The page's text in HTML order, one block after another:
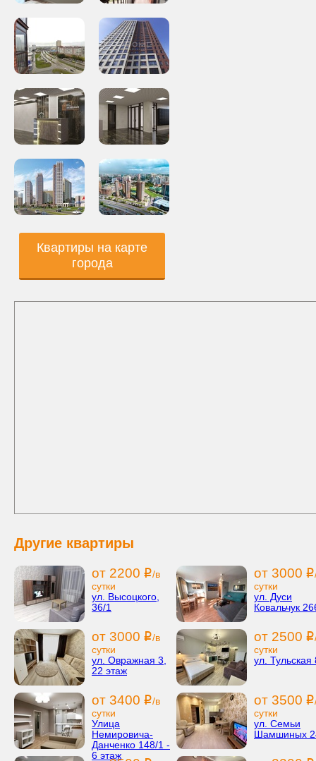
Квартиры на карте
города
Другие квартиры
от 2200 i/в
сутки
ул. Высоцкого,
36/1
от 3000 i
сутки
ул. Дуси
Ковальчук
от 3000 i/в
сутки
ул. Овражная 3,
22 этаж
от 2500 i
сутки
ул. Тульская
от 3400 i/в
сутки
Улица
Немировича-
Данченко 148/1 -
6 этаж
от 3500 i
сутки
ул. Семьи
Шамшиных